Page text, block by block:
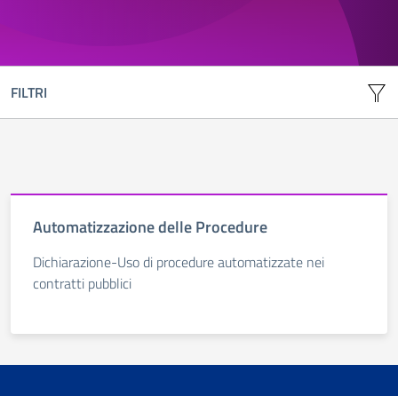
FILTRI
Automatizzazione delle Procedure
Dichiarazione-Uso di procedure automatizzate nei
contratti pubblici